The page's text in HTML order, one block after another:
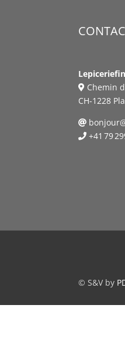
Chemin
CH-1228
+41 79
© S&V by